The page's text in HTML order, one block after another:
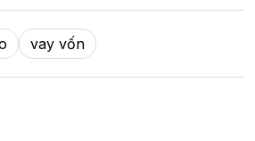
vay vốn